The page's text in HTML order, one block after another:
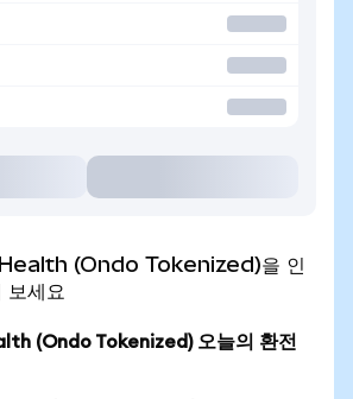
(Ondo Tokenized)을 인
보세요
(Ondo Tokenized) 오늘의 환전